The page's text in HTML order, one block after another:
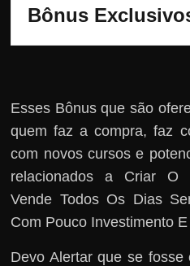
Bônus
Esses Bônus que são
quem faz a compra, faz
com novos cursos e
relacionados a Criar O
Vende Todos Os Dias
Com Pouco Investimento
Devo Alertar que se fosse